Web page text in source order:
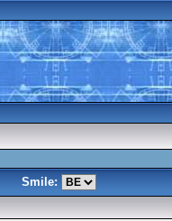
Smile: